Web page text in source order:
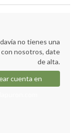
no tienes una
nosotros, date
de alta.
cuenta en